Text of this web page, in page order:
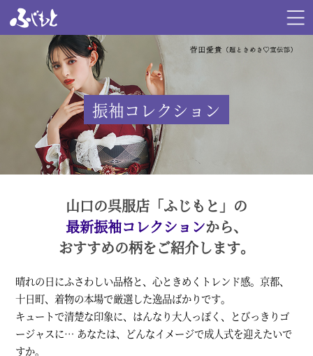
振袖コレクション
山口の呉服店「ふじもと」の
最新振袖コレクションから、
おすすめの柄をご紹介します。
晴れの日にふさわしい品格と、心ときめくトレンド感。京都、
十日町、着物の本場で厳選した逸品ばかりです。
キュートで清楚な印象に、はんなり大人っぽく、とびっきりゴ
ージャスに… あなたは、どんなイメージで成人式を迎えたいで
すか。